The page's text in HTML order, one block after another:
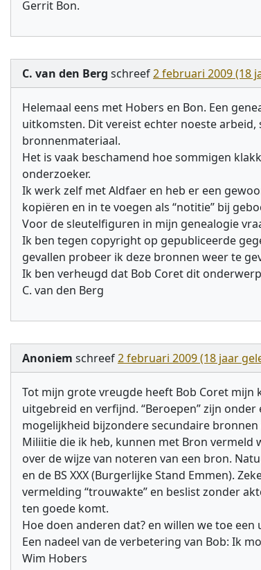
Gerrit Bon.
C. van den Berg schreef2 februari 2009 (18
Helemaal eens met Hobers en Bon. Een
uitkomsten. Dit vereist echter noeste
bronnenmateriaal.
Het is vaak beschamend hoe sommigen
onderzoeker.
Ik werk zelf met Aldfaer en heb er een
kopiëren en in te voegen als “notitie” bij
Voor de sleutelfiguren in mijn genealogie
Ik ben tegen copyright op gepubliceerde
gevallen probeer ik deze bronnen weer te
Ik ben verheugd dat Bob Coret dit
C. van den Berg
Anoniem schreef2 februari 2009 (18 jaar
Tot mijn grote vreugde heeft Bob Coret mijn
uitgebreid en verfijnd. “Beroepen” zijn
mogelijkheid bijzondere secundaire
Miliitie die ik heb, kunnen met Bron vermeld
over de wijze van noteren van een bron.
en de BS XXX (Burgerlijke Stand Emmen).
vermelding “trouwakte” en beslist zonder
ten goede komt.
Hoe doen anderen dat? en willen we toe
Een nadeel van de verbetering van Bob: Ik
Wim Hobers